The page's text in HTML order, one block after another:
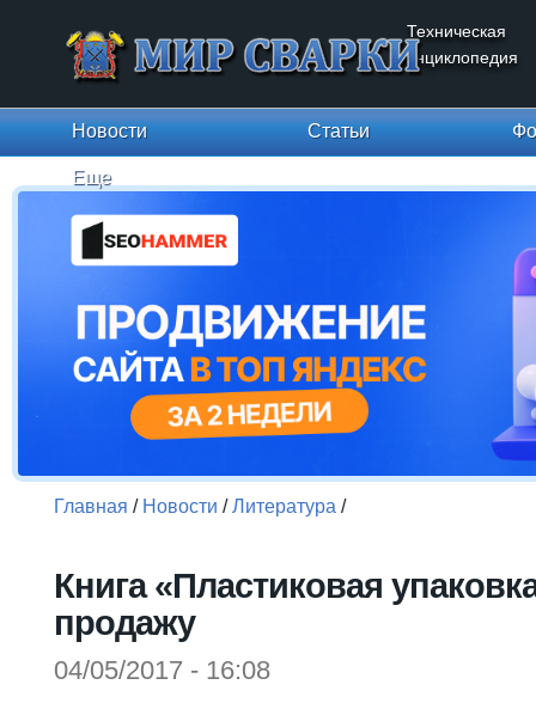
Техническая
энциклопедия
Новости Статьи
Еще
Главная / Новости /Литература /
Книга «Пластиковая
продажу
04/05/2017 - 16:08